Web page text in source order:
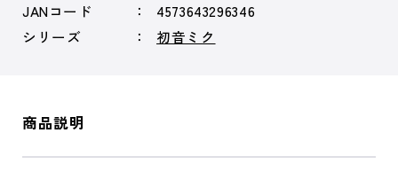
JANコード
4573643296346
シリーズ
初音ミク
商品説明